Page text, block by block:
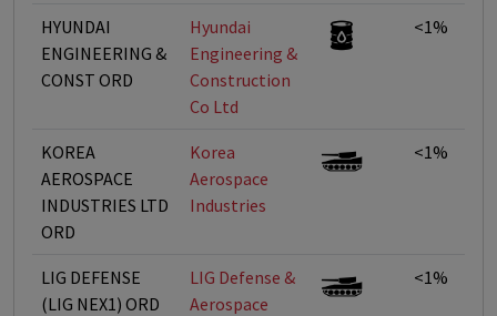
HYUNDAI
ENGINEERING &
CONST ORD
Hyundai
Engineering &
Construction
Co Ltd
<1%
KOREA
AEROSPACE
INDUSTRIES LTD
ORD
Korea
Aerospace
Industries
<1%
LIG DEFENSE
(LIG NEX1) ORD
LIG Defense &
Aerospace
<1%